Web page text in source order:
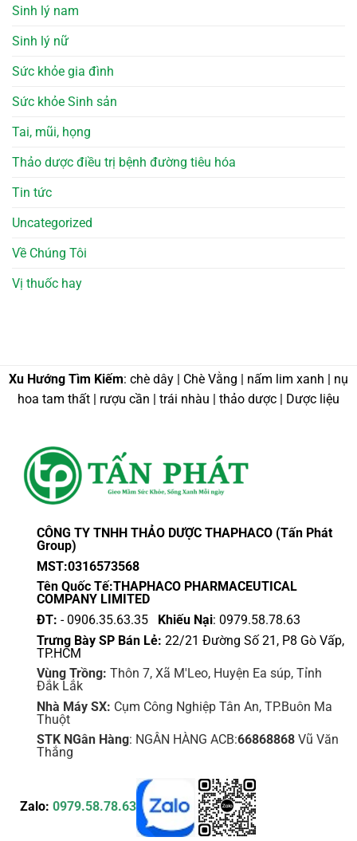
Sinh lý nam
Sinh lý nữ
Sức khỏe gia đình
Sức khỏe Sinh sản
Tai, mũi, họng
Thảo dược điều trị bệnh đường tiêu hóa
Tin tức
Uncategorized
Về Chúng Tôi
Vị thuốc hay
Xu Hướng Tìm Kiếm: chè dây | Chè Vằng | nấm lim xanh | nụ
hoa tam thất | rượu cần | trái nhàu | thảo dược | Dược liệu
CÔNG TY TNHH THẢO DƯỢC THAPHACO (Tấn Phát
Group)
MST:0316573568
Tên Quốc Tế:THAPHACO PHARMACEUTICAL
COMPANY LIMITED
ĐT: - 0906.35.63.35 Khiếu Nại: 0979.58.78.63
Trưng Bày SP Bán Lẻ: 22/21 Đường Số 21, P8 Gò Vấp,
TP.HCM
Vùng Trồng: Thôn 7, Xã M'Leo, Huyện Ea súp, Tỉnh
Đắk Lắk
Nhà Máy SX: Cụm Công Nghiệp Tân An, TP.Buôn Ma
Thuột
STK NGân Hàng: NGÂN HÀNG ACB:66868868Vũ Văn
Thắng
Zalo: 0979.58.78.63